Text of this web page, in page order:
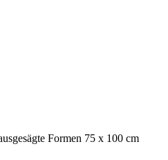
Formen 75 x 100 cm